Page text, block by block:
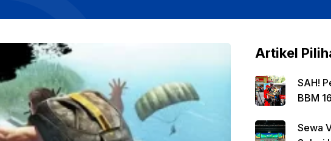
Artikel
SAH!
BBM
Sewa